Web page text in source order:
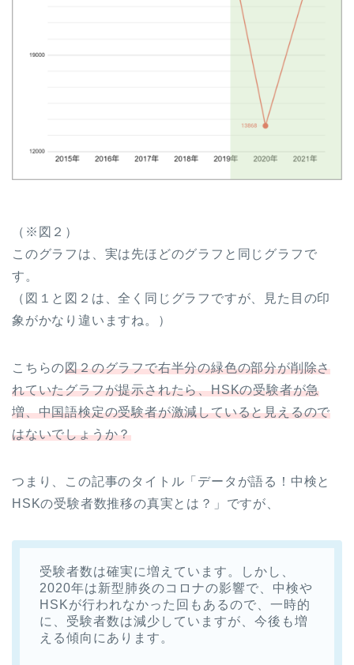
（※図２）
このグラフは、実は先ほどのグラフと同じグラフで
す。
（図１と図２は、全く同じグラフですが、見た目の印
象がかなり違いますね。）
こちらの図２のグラフで右半分の緑色の部分が削除さ
れていたグラフが提示されたら、HSKの受験者が急
増、中国語検定の受験者が激減していると見えるので
はないでしょうか？
つまり、この記事のタイトル「データが語る！中検と
HSKの受験者数推移の真実とは？」ですが、
受験者数は確実に増えています。しかし、
2020年は新型肺炎のコロナの影響で、中検や
HSKが行われなかった回もあるので、一時的
に、受験者数は減少していますが、今後も増
える傾向にあります。